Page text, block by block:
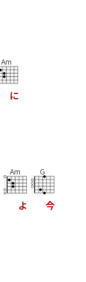
Am
に
Am
よ
G
今